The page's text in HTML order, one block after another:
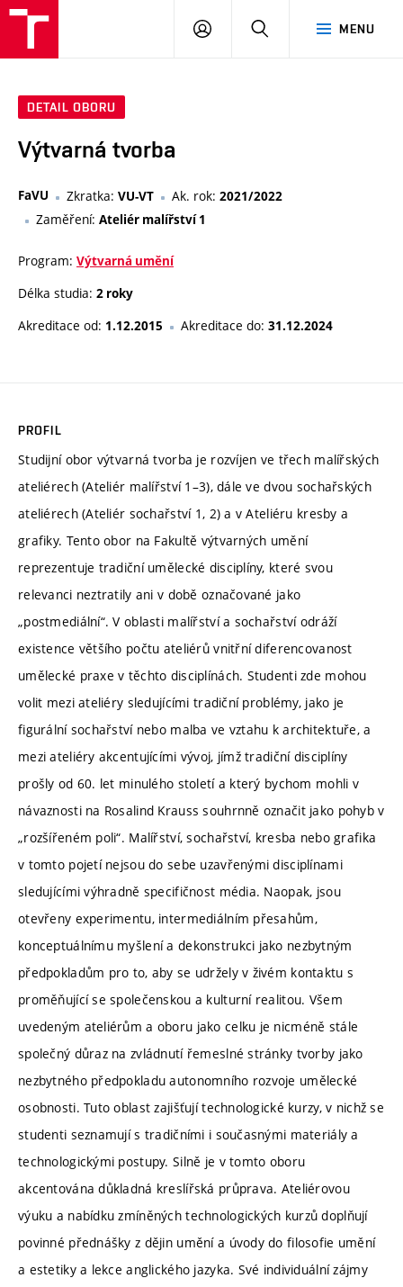
MENU
PŘIHLÁSIT
DETAIL OBORU
Výtvarná tvorba
FaVU Zkratka: VU-VT Ak. rok: 2021/2022
Zaměření: Ateliér malířství 1
Program: Výtvarná umění
Délka studia: 2 roky
Akreditace od: 1.12.2015 Akreditace do: 31.12.2024
PROFIL
Studijní obor výtvarná tvorba je rozvíjen ve třech malířských
ateliérech (Ateliér malířství 1–3), dále ve dvou sochařských
ateliérech (Ateliér sochařství 1, 2) a v Ateliéru kresby a
grafiky. Tento obor na Fakultě výtvarných umění
reprezentuje tradiční umělecké disciplíny, které svou
relevanci neztratily ani v době označované jako
„postmediální“. V oblasti malířství a sochařství odráží
existence většího počtu ateliérů vnitřní diferencovanost
umělecké praxe v těchto disciplínách. Studenti zde mohou
volit mezi ateliéry sledujícími tradiční problémy, jako je
figurální sochařství nebo malba ve vztahu k architektuře, a
mezi ateliéry akcentujícími vývoj, jímž tradiční disciplíny
prošly od 60. let minulého století a který bychom mohli v
návaznosti na Rosalind Krauss souhrnně označit jako pohyb v
„rozšířeném poli“. Malířství, sochařství, kresba nebo grafika
v tomto pojetí nejsou do sebe uzavřenými disciplínami
sledujícími výhradně specifičnost média. Naopak, jsou
otevřeny experimentu, intermediálním přesahům,
konceptuálnímu myšlení a dekonstrukci jako nezbytným
předpokladům pro to, aby se udržely v živém kontaktu s
proměňující se společenskou a kulturní realitou. Všem
uvedeným ateliérům a oboru jako celku je nicméně stále
společný důraz na zvládnutí řemeslné stránky tvorby jako
nezbytného předpokladu autonomního rozvoje umělecké
osobnosti. Tuto oblast zajišťují technologické kurzy, v nichž se
studenti seznamují s tradičními i současnými materiály a
technologickými postupy. Silně je v tomto oboru
akcentována důkladná kreslířská průprava. Ateliérovou
výuku a nabídku zmíněných technologických kurzů doplňují
povinné přednášky z dějin umění a úvody do filosofie umění
a estetiky a lekce anglického jazyka. Své individuální zájmy